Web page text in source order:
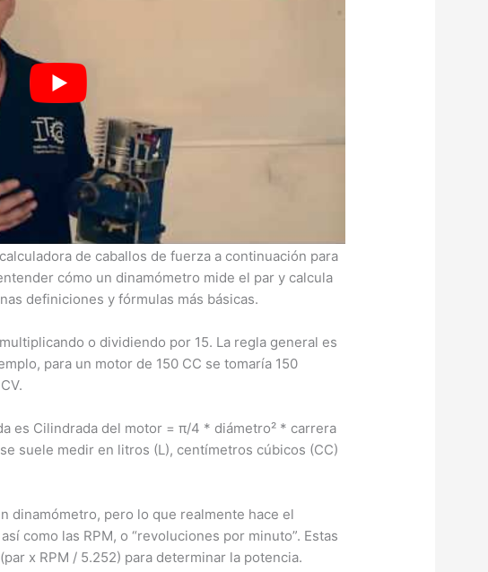
de fuerza es sencilla: Caballos de fuerza = Par x
de caballos de fuerza a continuación para
cómo un dinamómetro mide el par y calcula
definiciones y fórmulas más básicas.
o dividiendo por 15. La regla general es
para un motor de 150 CC se tomaría 150
es Cilindrada del motor = π/4 * diámetro² * carrera
suele medir en litros (L), centímetros cúbicos (CC)
dinamómetro, pero lo que realmente hace el
como las RPM, o “revoluciones por minuto”. Estas
x RPM / 5.252) para determinar la potencia.